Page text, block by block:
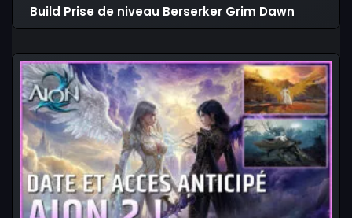
Build Prise de niveau Berserker Grim Dawn